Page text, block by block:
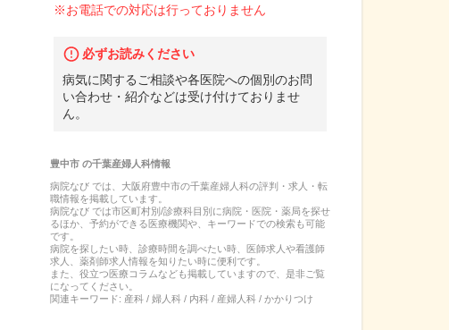
※お電話での対応は行っておりません
必ずお読みください
病気に関するご相談や各医院への個別のお問
い合わせ・紹介などは受け付けておりませ
ん。
豊中市の千葉産婦人科情報
病院なび では、 大阪府豊中市の千葉産婦人科の評判・求人・転
職情報を掲載しています。
病院なび では市区町村別/診療科目別に病院・医院・薬局を探せ
るほか、予約ができる医療機関や、キーワードでの検索も可能
です。
病院を探したい時、診療時間を調べたい時、医師求人や看護師
求人、薬剤師求人情報を知りたい時に便利です。
また、役立つ医療コラムなども掲載していますので、是非ご覧
になってください。
関連キーワード: 産科 / 婦人科 / 内科 / 産婦人科 / かかりつけ